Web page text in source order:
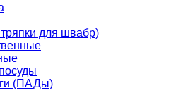
для швабр)
(ПАДы)